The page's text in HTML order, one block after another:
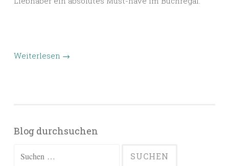
Weiterlesen →
Blog durchsuchen
Suchen